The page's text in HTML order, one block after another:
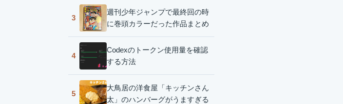
3
週刊少年ジャンプで最終回の時
に巻頭カラーだった作品まとめ
4
Codexのトークン使用量を確認
する方法
5
大鳥居の洋食屋「キッチンさん
太」のハンバーグがうますぎる